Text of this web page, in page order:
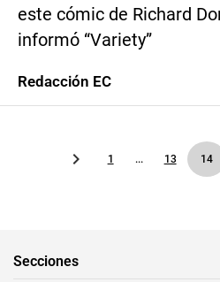
este cómic de Richard
informó “Variety”
Redacción EC
1 ... 13 14
Secciones